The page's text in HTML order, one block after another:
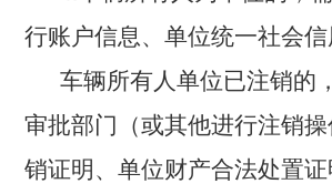
行账户信息、单位统一社会信
车辆所有人单位已注销的
审批部门（或其他进行注销
销证明、单位财产合法处置